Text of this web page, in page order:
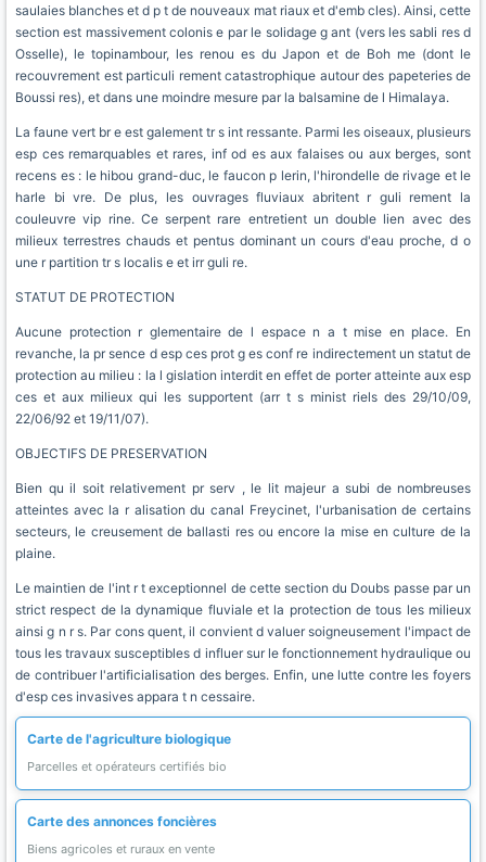
saulaies blanches et d p t de nouveaux mat riaux et d'emb cles). Ainsi, cette
section est massivement colonis e par le solidage g ant (vers les sabli res d
Osselle), le topinambour, les renou es du Japon et de Boh me (dont le
recouvrement est particuli rement catastrophique autour des papeteries de
Boussi res), et dans une moindre mesure par la balsamine de l Himalaya.
La faune vert br e est galement tr s int ressante. Parmi les oiseaux, plusieurs
esp ces remarquables et rares, inf od es aux falaises ou aux berges, sont
recens es : le hibou grand-duc, le faucon p lerin, l'hirondelle de rivage et le
harle bi vre. De plus, les ouvrages fluviaux abritent r guli rement la
couleuvre vip rine. Ce serpent rare entretient un double lien avec des
milieux terrestres chauds et pentus dominant un cours d'eau proche, d o
une r partition tr s localis e et irr guli re.
STATUT DE PROTECTION
Aucune protection r glementaire de l espace n a t mise en place. En
revanche, la pr sence d esp ces prot g es conf re indirectement un statut de
protection au milieu : la l gislation interdit en effet de porter atteinte aux esp
ces et aux milieux qui les supportent (arr t s minist riels des 29/10/09,
22/06/92 et 19/11/07).
OBJECTIFS DE PRESERVATION
Bien qu il soit relativement pr serv , le lit majeur a subi de nombreuses
atteintes avec la r alisation du canal Freycinet, l'urbanisation de certains
secteurs, le creusement de ballasti res ou encore la mise en culture de la
plaine.
Le maintien de l'int r t exceptionnel de cette section du Doubs passe par un
strict respect de la dynamique fluviale et la protection de tous les milieux
ainsi g n r s. Par cons quent, il convient d valuer soigneusement l'impact de
tous les travaux susceptibles d influer sur le fonctionnement hydraulique ou
de contribuer l'artificialisation des berges. Enfin, une lutte contre les foyers
d'esp ces invasives appara t n cessaire.
Carte de l'agriculture biologique
Parcelles et opérateurs certifiés bio
Carte des annonces foncières
Biens agricoles et ruraux en vente